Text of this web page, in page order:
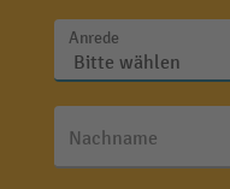
Anrede
Nachname